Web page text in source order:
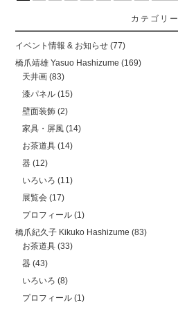
カテゴリー
イベント情報 & お知らせ (77)
橋爪靖雄 Yasuo Hashizume (169)
天井画 (83)
漆パネル (15)
壁面装飾 (2)
家具・屏風 (14)
お茶道具 (14)
器 (12)
いろいろ (11)
展覧会 (17)
プロフィール (1)
橋爪紀久子 Kikuko Hashizume (83)
お茶道具 (33)
器 (43)
いろいろ (8)
プロフィール (1)